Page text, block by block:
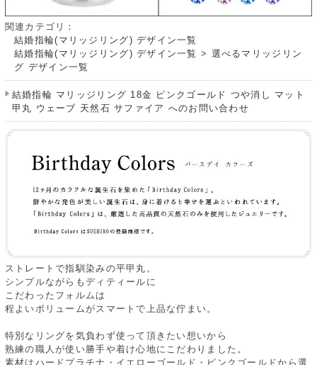
関連カテゴリ：
結婚指輪(マリッジリング) デザイン一覧
結婚指輪(マリッジリング) デザイン一覧 > 選べるマリッジリン
グ デザイン一覧
結婚指輪 マリッジリング 18金 ピンクゴールド つや消し マット
甲丸 ウェーブ 天然石 サファイア へのお問い合わせ
ストレートで指馴染みの平甲丸。
シンプルながらもディティールに
こだわったフォルムは
程よいボリュームがスマートで上品な佇まい。
特別なリングを気負わず使って頂きたい想いから
熟練の職人が使い勝手や着け心地にこだわりました。
素材はハードプラチナ・イエローゴールド・ピンクゴールドから選